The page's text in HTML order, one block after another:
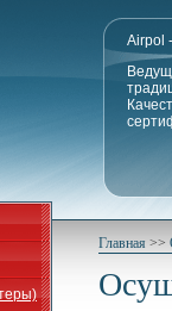
Airpol
Главная >>